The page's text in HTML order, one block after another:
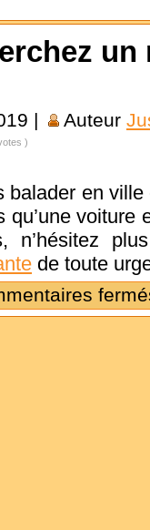
| Auteur
)
en
voiture
n’hésitez
de toute